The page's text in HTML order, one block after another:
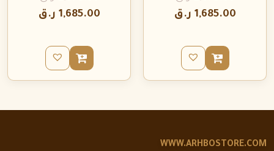
1,685.00 ر.ق
1,685.00 ر.ق
WWW.ARHBOSTORE.COM